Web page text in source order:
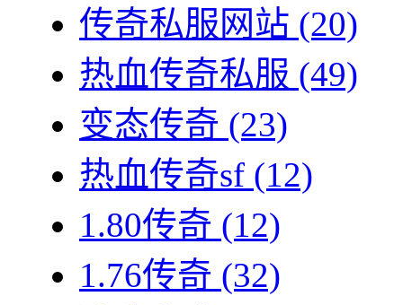
传奇私服网站 (20)
热血传奇私服 (49)
变态传奇 (23)
热血传奇sf (12)
1.80传奇 (12)
1.76传奇 (32)